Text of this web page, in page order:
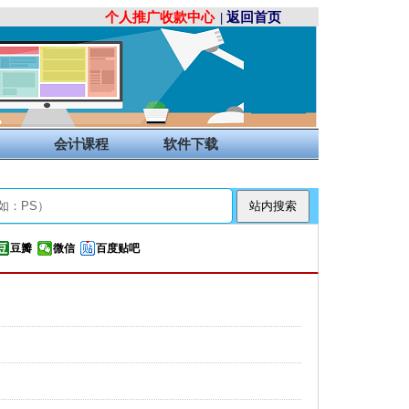
个人推广收款中心 | 返回首页
会计课程 软件下载
豆瓣 微信 百度贴吧